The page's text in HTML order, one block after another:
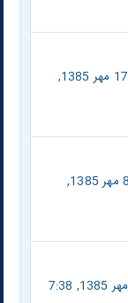
دو شنبه 17 مهر 1385,
شنبه 8 مهر 1385,
جمعه 7 مهر 1385, 7:38